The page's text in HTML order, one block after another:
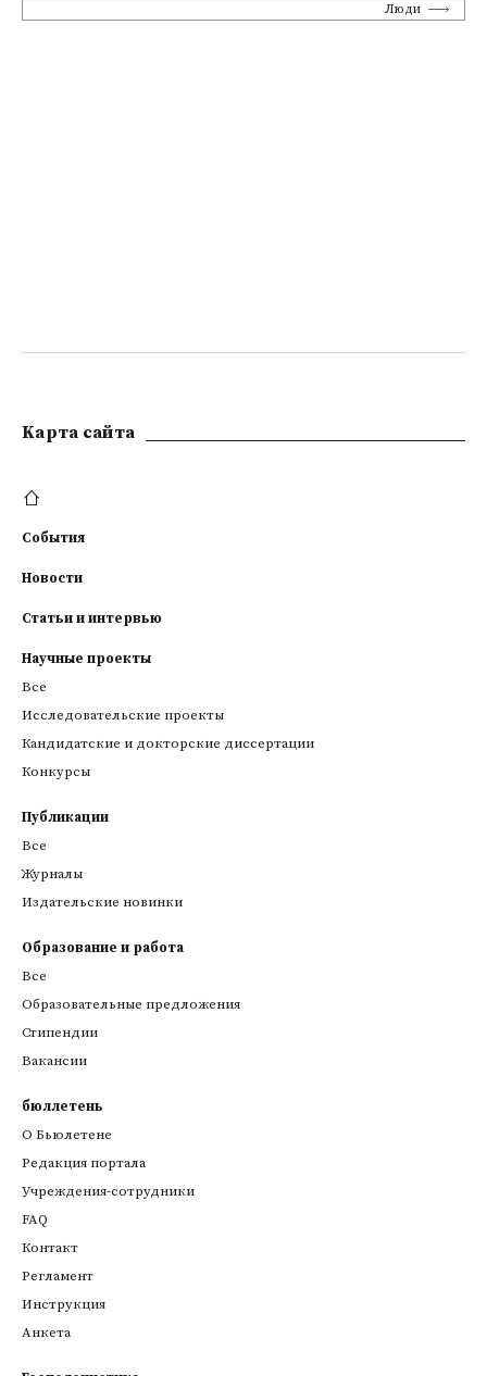
Люди
Kарта сайта
События
Новости
Статьи и интервью
Научные проекты
Все
Исследовательские проекты
Кандидатские и докторские диссертации
Конкурсы
Публикации
Все
Журналы
Издательские новинки
Образование и работа
Все
Образовательные предложения
Стипендии
Вакансии
бюллетень
О Бьюлетене
Редакция портала
Учреждения-сотрудники
FAQ
Контакт
Регламент
Инструкция
Анкета